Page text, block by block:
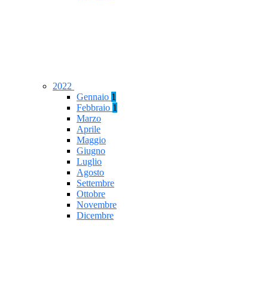
2022
Gennaio 1
Febbraio 1
Marzo
Aprile
Maggio
Giugno
Luglio
Agosto
Settembre
Ottobre
Novembre
Dicembre